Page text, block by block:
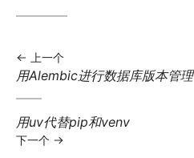
上一个
上
文
章:
用Alembic进行数据库版本管理
下
一
用uv代替pip和venv
下一个